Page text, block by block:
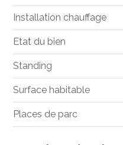
Installation chauffage
Etat du bien
Standing
Surface habitable
Places de parc